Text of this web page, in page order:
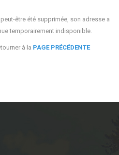
être été supprimée, son adresse a
temporairement indisponible.
à la PAGE PRÉCÉDENTE